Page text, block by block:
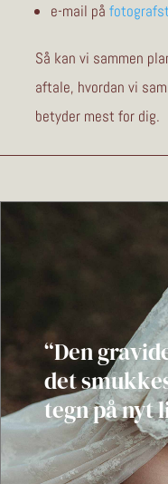
e-mail på
Så kan vi sammen
aftale, hvordan vi
betyder mest for dig.
“Den
det
tegn på nyt